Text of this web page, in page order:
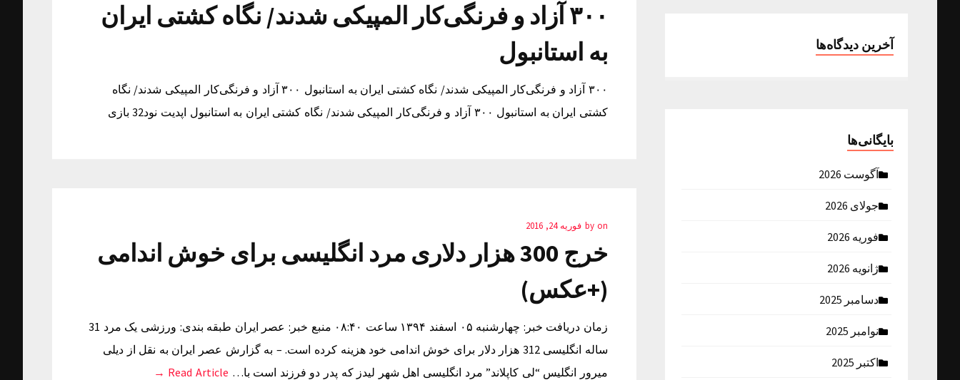
۳۰۰ آزاد و فرنگی‌کار المپیکی شدند/ نگاه کشتی ایران
به استانبول
۳۰۰ آزاد و فرنگی‌کار المپیکی شدند/ نگاه کشتی ایران به استانبول ۳۰۰ آزاد و فرنگی‌کار المپیکی شدند/ نگاه
کشتی ایران به استانبول ۳۰۰ آزاد و فرنگی‌کار المپیکی شدند/ نگاه کشتی ایران به استانبول اپدیت نود32 بازی
by on فوریه 24, 2016
خرج 300 هزار دلاری مرد انگلیسی برای خوش اندامی
(+عکس)
زمان دریافت خبر: چهارشنبه ۰۵ اسفند ۱۳۹۴ ساعت ۰۸:۴۰ منبع خبر: عصر ایران طبقه بندی: ورزشی یک مرد 31
ساله انگلیسی 312 هزار دلار برای خوش اندامی خود هزینه کرده است. – به گزارش عصر ایران به نقل از دیلی
میرور انگلیس “لی کاپلاند” مرد انگلیسی اهل شهر لیدز که پدر دو فرزند است با… Read Article →
آخرین دیدگاه‌ها
بایگانی‌ها
آگوست 2026
جولای 2026
فوریه 2026
ژانویه 2026
دسامبر 2025
نوامبر 2025
اکتبر 2025